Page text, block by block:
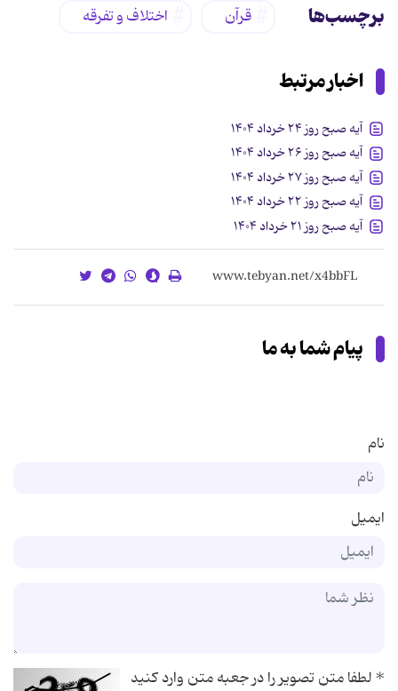
برچسب‌ها قرآن اختلاف و تفرقه
اخبار مرتبط
آیه صبح روز ۲۴ خرداد ۱۴۰۴
آیه صبح روز ۲۶ خرداد ۱۴۰۴
آیه صبح روز ۲۷ خرداد ۱۴۰۴
آیه صبح روز ۲۲ خرداد ۱۴۰۴
آیه صبح روز ۲۱ خرداد ۱۴۰۴
پیام شما به ما
نام
ایمیل
*لطفا متن تصویر را در جعبه متن وارد کنید